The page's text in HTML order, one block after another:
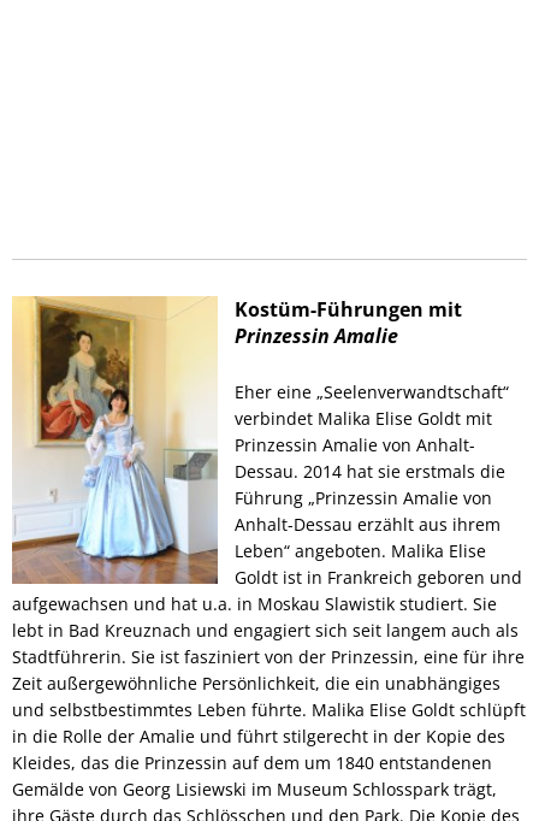
Kostüm-Führungen mit
Prinzessin Amalie
Eher eine „Seelenverwandtschaft“
verbindet Malika Elise Goldt mit
Prinzessin Amalie von Anhalt-
Dessau. 2014 hat sie erstmals die
Führung „Prinzessin Amalie von
Anhalt-Dessau erzählt aus ihrem
Leben“ angeboten. Malika Elise
Goldt ist in Frankreich geboren und
aufgewachsen und hat u.a. in Moskau Slawistik studiert. Sie
lebt in Bad Kreuznach und engagiert sich seit langem auch als
Stadtführerin. Sie ist fasziniert von der Prinzessin, eine für ihre
Zeit außergewöhnliche Persönlichkeit, die ein unabhängiges
und selbstbestimmtes Leben führte. Malika Elise Goldt schlüpft
in die Rolle der Amalie und führt stilgerecht in der Kopie des
Kleides, das die Prinzessin auf dem um 1840 entstandenen
Gemälde von Georg Lisiewski im Museum Schlosspark trägt,
ihre Gäste durch das Schlösschen und den Park. Die Kopie des